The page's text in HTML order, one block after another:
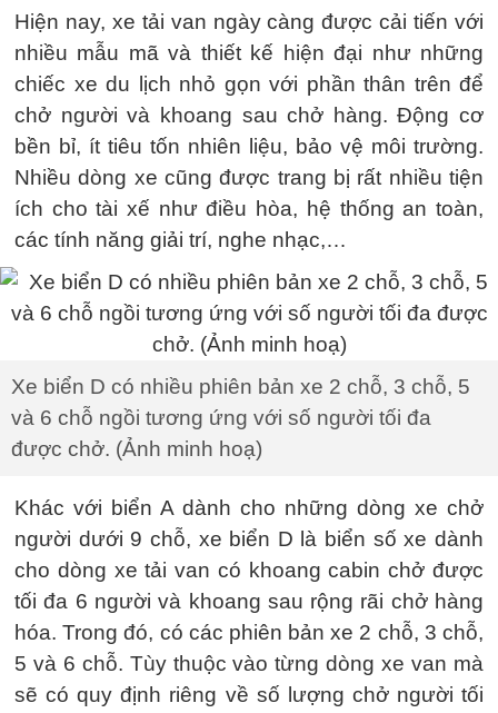
Hiện nay, xe tải van ngày càng được cải tiến với
nhiều mẫu mã và thiết kế hiện đại như những
chiếc xe du lịch nhỏ gọn với phần thân trên để
chở người và khoang sau chở hàng. Động cơ
bền bỉ, ít tiêu tốn nhiên liệu, bảo vệ môi trường.
Nhiều dòng xe cũng được trang bị rất nhiều tiện
ích cho tài xế như điều hòa, hệ thống an toàn,
các tính năng giải trí, nghe nhạc,…
Xe biển D có nhiều phiên bản xe 2 chỗ, 3 chỗ, 5
và 6 chỗ ngồi tương ứng với số người tối đa
được chở. (Ảnh minh hoạ)
Khác với biển A dành cho những dòng xe chở
người dưới 9 chỗ, xe biển D là biển số xe dành
cho dòng xe tải van có khoang cabin chở được
tối đa 6 người và khoang sau rộng rãi chở hàng
hóa. Trong đó, có các phiên bản xe 2 chỗ, 3 chỗ,
5 và 6 chỗ. Tùy thuộc vào từng dòng xe van mà
sẽ có quy định riêng về số lượng chở người tối